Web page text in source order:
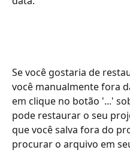
Se você gostaria de
você manualmente fora
em clique no botão '...'
pode restaurar o seu
que você salva fora do
procurar o arquivo em